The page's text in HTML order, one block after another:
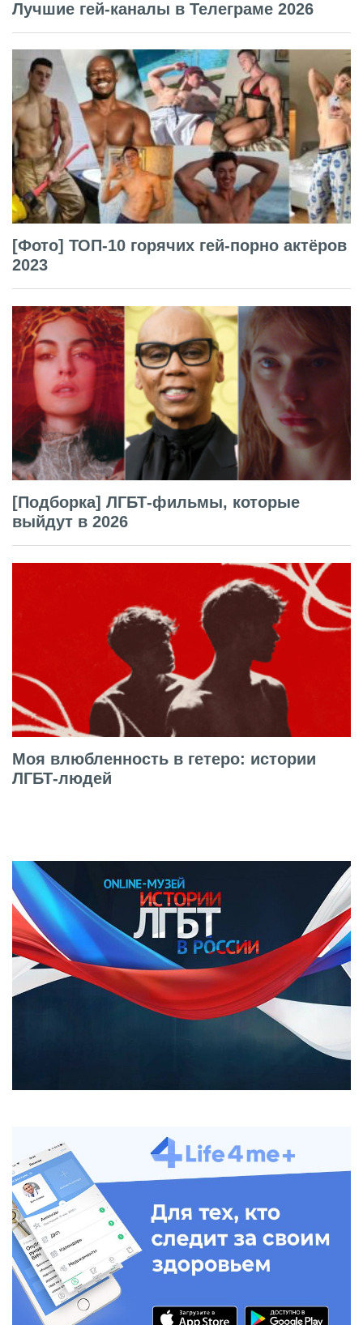
Лучшие гей-каналы в Телеграме 2026
[Фото] ТОП-10 горячих гей-порно актёров
2023
[Подборка] ЛГБТ-фильмы, которые
выйдут в 2026
Моя влюбленность в гетеро: истории
ЛГБТ-людей